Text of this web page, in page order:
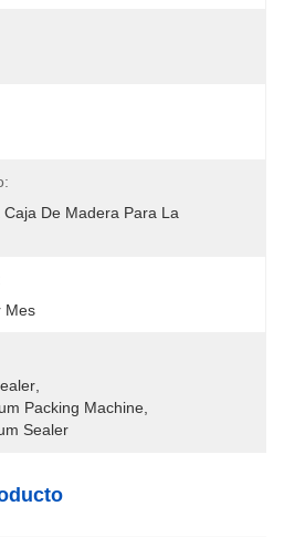
De Madera Para La
Mes
Packing Machine
Sealer